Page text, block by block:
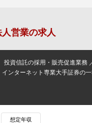
営業の求人
投資信託の採用・販売促進業務
インターネット専業大手証券の
想定年収